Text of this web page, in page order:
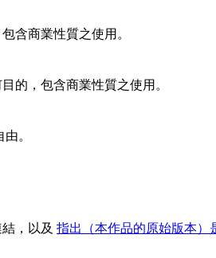
含商業性質之使用。
的，包含商業性質之使用。
。
，以及 指出（本作品的原始版本）